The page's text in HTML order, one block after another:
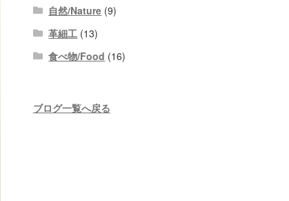
自然/Nature (9)
革細工 (13)
食べ物/Food (16)
ブログ一覧へ戻る